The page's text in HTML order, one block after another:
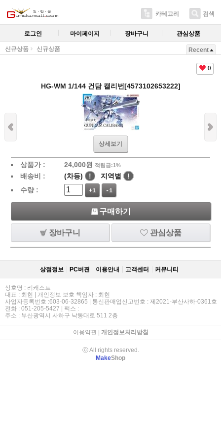
카테고리 검색
로그인 마이페이지 장바구니 관심상품
신규상품 신규상품 Recent
0
HG-WM 1/144 건담 캘리번[4573102653222]
상세보기
상품가 : 24,000원 적립금:1%
배송비 : (차등) ! 지역별
!
수량 :
+1 -1
구매하기
장바구니 관심상품
상점정보 PC버젼 이용안내 고객센터 커뮤니티
상호명 : 리캐스트
대표 : 최현 | 개인정보 보호 책임자 : 최현
사업자등록번호 :603-06-32865 | 통신판매업신고번호 : 제2021-부산사하-0361호
전화 : 051-205-5427 | 팩스 :
주소 : 부산광역시 사하구 낙동대로 511 2층
이용약관| 개인정보처리방침
ⓒ All rights reserved.
MakeShop